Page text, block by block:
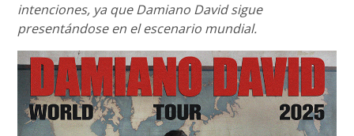
intenciones, ya que Damiano David sigue
presentándose en el escenario mundial.